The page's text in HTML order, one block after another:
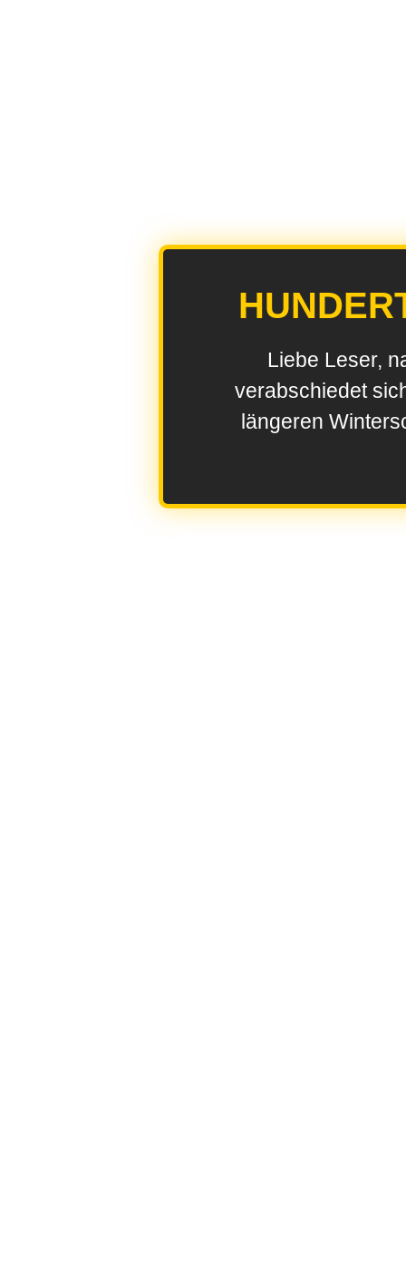
Liebe Leser,
verabschiedet
längeren